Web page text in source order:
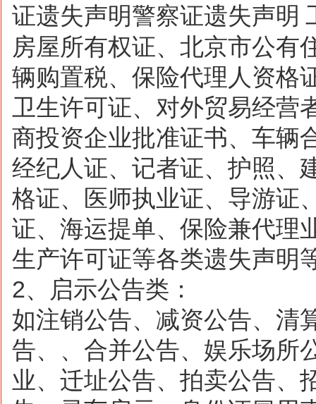
证遗失声明警察证遗失声明
房屋所有权证、北京市公有
辆购置税、保险代理人资格
卫生许可证、对外贸易经营
商投资企业批准证书、车辆
经纪人证、记者证、护照、
格证、医师执业证、导游证
证、海运提单、保险兼代理
生产许可证等各类遗失声明
2、启示公告类：
如注销公告、减资公告、清
告、、合并公告、娱乐场所
业、迁址公告、拍卖公告、